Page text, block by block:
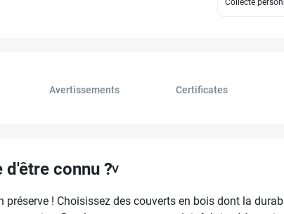
Collecte
Avertissements Certificates
d'être connu ?
préserve ! Choisissez des couverts en bois dont la